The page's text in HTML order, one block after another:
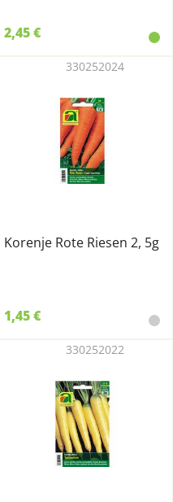
2,45 €
Korenje Rote Riesen 2, 5g
330252024
1,45 €
330252022